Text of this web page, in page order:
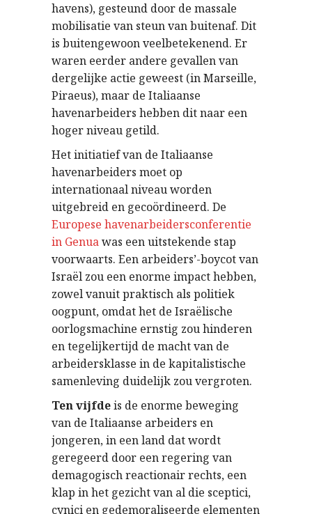
havens), gesteund door de massale
mobilisatie van steun van buitenaf. Dit
is buitengewoon veelbetekenend. Er
waren eerder andere gevallen van
dergelijke actie geweest (in Marseille,
Piraeus), maar de Italiaanse
havenarbeiders hebben dit naar een
hoger niveau getild.
Het initiatief van de Italiaanse
havenarbeiders moet op
internationaal niveau worden
uitgebreid en gecoördineerd. De
Europese havenarbeidersconferentie
in Genuawas een uitstekende stap
voorwaarts. Een arbeiders’-boycot van
Israël zou een enorme impact hebben,
zowel vanuit praktisch als politiek
oogpunt, omdat het de Israëlische
oorlogsmachine ernstig zou hinderen
en tegelijkertijd de macht van de
arbeidersklasse in de kapitalistische
samenleving duidelijk zou vergroten.
Ten vijfdeis de enorme beweging
van de Italiaanse arbeiders en
jongeren, in een land dat wordt
geregeerd door een regering van
demagogisch reactionair rechts, een
klap in het gezicht van al die sceptici,
cynici en gedemoraliseerde elementen